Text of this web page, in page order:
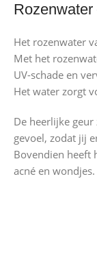
Rozenwater
Het rozenwater
Met het
UV-schade en
Het water zorgt
De heerlijke
gevoel, zodat jij
Bovendien heeft
acné en wondjes.